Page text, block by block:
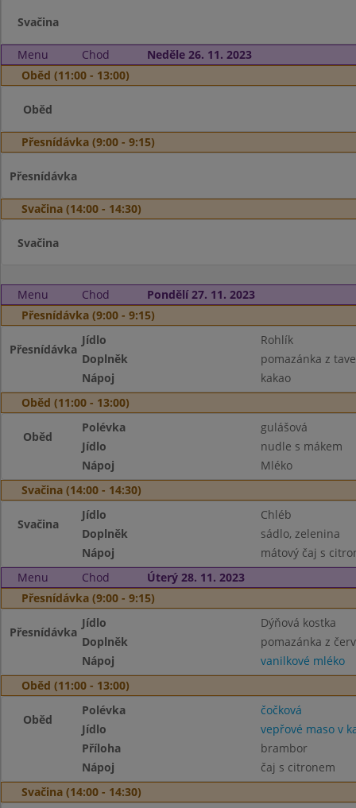
Svačina
Menu Chod
Neděle 26. 11. 2023
Oběd (11:00 - 13:00)
Oběd
Přesnídávka (9:00 - 9:15)
Přesnídávka
Svačina (14:00 - 14:30)
Svačina
Menu Chod
Pondělí 27. 11. 2023
Přesnídávka (9:00 - 9:15)
Přesnídávka
Jídlo
Rohlík
Doplněk
pomazánka z
Nápoj
kakao
Oběd (11:00 - 13:00)
Oběd
Polévka
gulášová
Jídlo
nudle s mákem
Nápoj
Mléko
Svačina (14:00 - 14:30)
Svačina
Jídlo
Chléb
Doplněk
sádlo, zelenina
Nápoj
mátový čaj s
Menu
Chod
Úterý 28. 11. 2023
Přesnídávka (9:00 - 9:15)
Přesnídávka
Jídlo
Dýňová kostka
Doplněk
pomazánka z
Nápoj
vanilkové mléko
Oběd (11:00 - 13:00)
Oběd
Polévka
čočková
Jídlo
vepřové maso v
Příloha
brambor
Nápoj
čaj s citronem
Svačina (14:00 - 14:30)